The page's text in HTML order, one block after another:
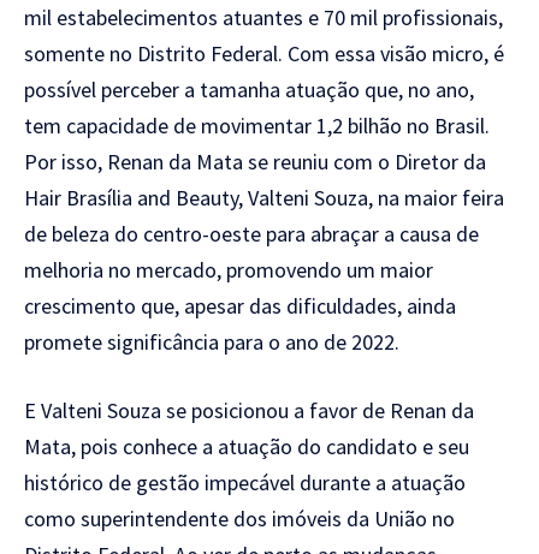
mil estabelecimentos atuantes e 70 mil profissionais,
somente no Distrito Federal. Com essa visão micro, é
possível perceber a tamanha atuação que, no ano,
tem capacidade de movimentar 1,2 bilhão no Brasil.
Por isso, Renan da Mata se reuniu com o Diretor da
Hair Brasília and Beauty, Valteni Souza, na maior feira
de beleza do centro-oeste para abraçar a causa de
melhoria no mercado, promovendo um maior
crescimento que, apesar das dificuldades, ainda
promete significância para o ano de 2022.
E Valteni Souza se posicionou a favor de Renan da
Mata, pois conhece a atuação do candidato e seu
histórico de gestão impecável durante a atuação
como superintendente dos imóveis da União no